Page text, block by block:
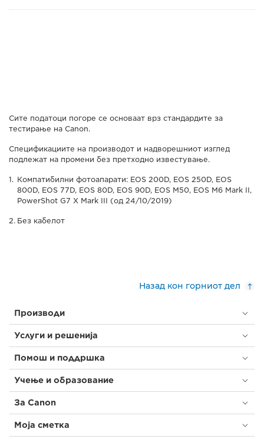
Сите податоци погоре се основаат врз стандардите за
тестирање на Canon.
Спецификациите на производот и надворешниот изглед
подлежат на промени без претходно известување.
Компатибилни фотоапарати: EOS 200D, EOS 250D, EOS
800D, EOS 77D, EOS 80D, EOS 90D, EOS M50, EOS M6 Mark II,
PowerShot G7 X Mark III (од 24/10/2019)
Без кабелот
Назад кон горниот дел
Производи
Услуги и решенија
Помош и поддршка
Учење и образование
За Canon
Моја сметка